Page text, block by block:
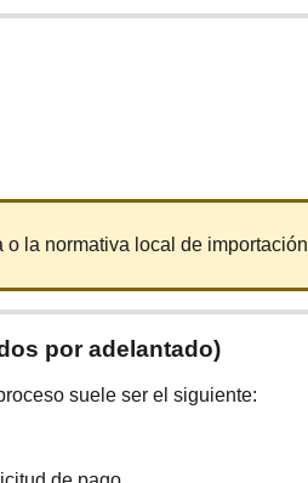
la normativa local de
por adelantado)
suele ser el siguiente: